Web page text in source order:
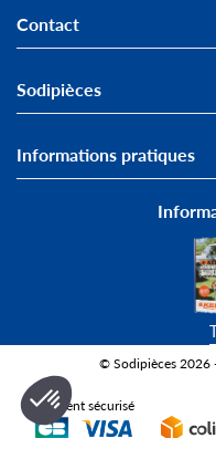
Contact
Sodipièces
Informations pratiques
© Sodipièces 2026
Paiement sécurisé